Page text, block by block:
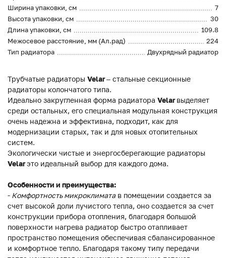
Ширина упаковки, см
7
Высота упаковки, см
30
Длина упаковки, см
109.8
Межосевое расстояние, мм (Ал.рад)
224
Тип радиатора
Двухрядный радиатор
Трубчатые радиаторы Velar– стальные секционные
радиаторы колончатого типа.
Идеально закругленная форма радиатора Velarвыделяет
среди остальных, его специальная модульная конструкция
очень надежна и эффективна, подходит, как для
модернизации старых, так и для новых отопительных
систем.
Экологически чистые и энергосберегающие радиаторы
Velarэто идеальный выбор для каждого дома.
Особенности и преимущества:
- Комфортность микроклиматав помещении создается за
счет высокой доли лучистого тепла, оно создается за счет
конструкции прибора отопления, благодаря большой
поверхности нагрева радиатор быстро отапливает
пространство помещения обеспечивая сбалансированное
и комфортное тепло. Благодаря такому типу передачи